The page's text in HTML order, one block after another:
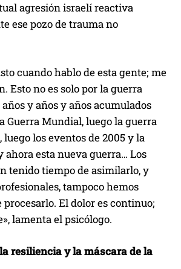
agresión israelí reactiva
ese pozo de trauma no
cuando hablo de esta gente; me
Esto no es solo por la guerra
y años y años acumulados
Guerra Mundial, luego la guerra
luego los eventos de 2005 y la
ahora esta nueva guerra… Los
tenido tiempo de asimilarlo, y
tampoco hemos
El dolor es continuo;
lamenta el psicólogo.
resiliencia y la máscara de la